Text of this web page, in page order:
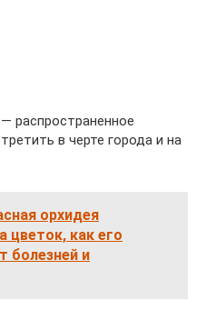
распространенное
в черте города и на
орхидея
цветок, как его
болезней и